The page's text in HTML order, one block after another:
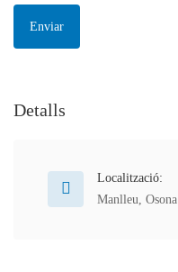
Detalls
Localització:
Manlleu, Osona